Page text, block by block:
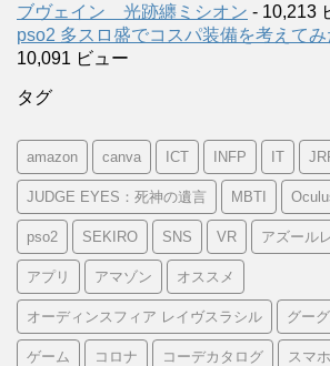
ブヴェイン 光跡纏ミシオン - 10,213
pso2 多スロ盛でコスパ装備を考えて
10,091 ビュー
タグ
amazon canva ICT INFP IT
JUDGE EYES：死神の遺言 MBTI
pso2 SEKIRO SNS VR アズール
アプリ アマゾン オススメ
オーディンスフィア レイヴスラシル グー
ゲーム コロナ コーデカタログ スマホ